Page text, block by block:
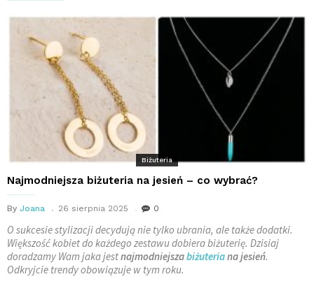
Biżuteria
Najmodniejsza biżuteria na jesień – co wybrać?
By Joana 26 sierpnia 2025 0
O sukcesie stylizacji decydują nie tylko ubrania, ale także dodatki.
Większość kobiet do każdego zestawu dobiera biżuterię. Dzisiaj
doradzamy Wam jaka jestnajmodniejszabiżuteriana jesień.
Odkryjcie trendy obowiązuje w tym roku.